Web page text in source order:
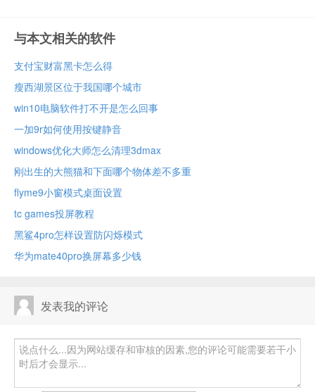
与本文相关的软件
支付宝财富黑卡怎么得
瘦西湖景区位于我国哪个城市
win10电脑软件打不开是怎么回事
一加9r如何使用按键静音
windows优化大师怎么清理3dmax
刚出生的大熊猫和下面哪个物体差不多重
flyme9小窗模式桌面设置
tc games投屏教程
黑鲨4pro怎样设置防闪烁模式
华为mate40pro换屏幕多少钱
发表我的评论